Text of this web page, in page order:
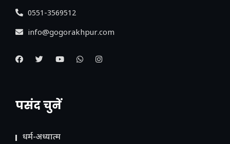
0551-3569512
info@gogorakhpur.com
पसंद चुनें
धर्म-अध्यात्म